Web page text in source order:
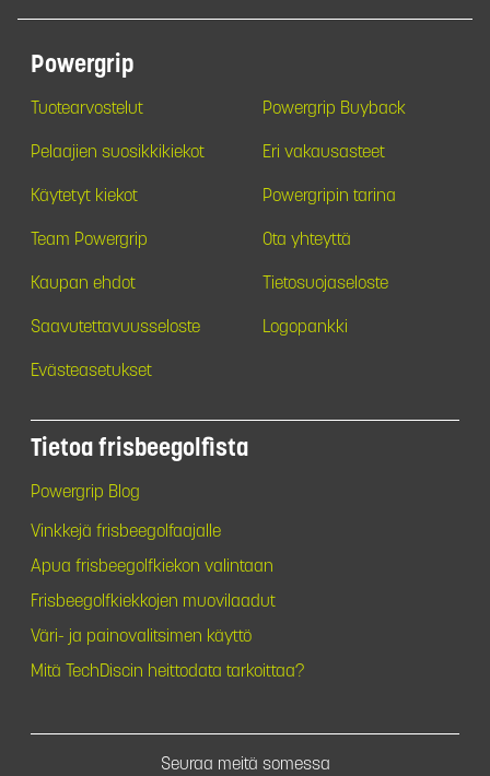
Powergrip
Tuotearvostelut Powergrip Buyback
Pelaajien suosikkikiekot Eri vakausasteet
Käytetyt kiekot Powergripin tarina
Team Powergrip Ota yhteyttä
Kaupan ehdot Tietosuojaseloste
Saavutettavuusseloste Logopankki
Evästeasetukset
Tietoa frisbeegolfista
Powergrip Blog
Vinkkejä frisbeegolfaajalle
Apua frisbeegolfkiekon valintaan
Frisbeegolfkiekkojen muovilaadut
Väri- ja painovalitsimen käyttö
Mitä TechDiscin heittodata tarkoittaa?
Seuraa meitä somessa